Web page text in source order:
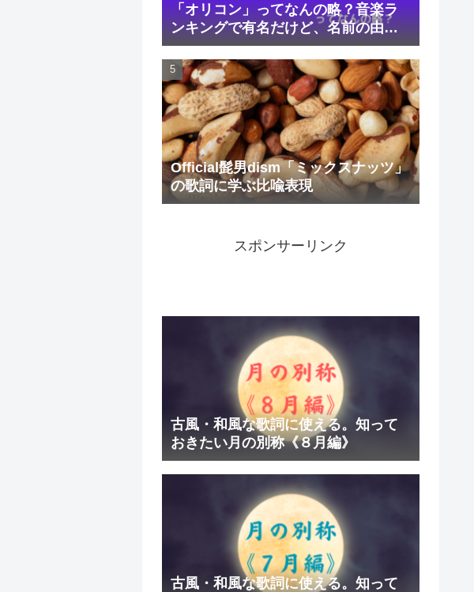
「オリコン」ってなんの略？音楽ラ
ンキングで有名だけど、名前の由来
は？
Official髭男dism「ミックスナッツ」
の歌詞に学ぶ比喩表現
スポンサーリンク
古風・和風な歌詞に使える。知って
おきたい月の別称《８月編》
古風・和風な歌詞に使える。知って